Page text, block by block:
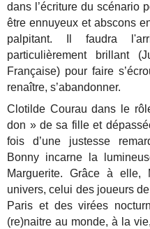
dans l’écriture du scénario
être ennuyeux et abscons
palpitant. Il faudra
particulièrement brillant
Française) pour faire
renaître, s’abandonner.
Clotilde Courau dans le
don » de sa fille et
fois d’une justesse
Bonny incarne la
Marguerite. Grâce à elle,
univers, celui des joueurs
Paris et des virées
(re)naitre au monde, à la